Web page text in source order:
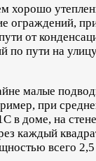
хорошо
ограждений,
от
по пути на
малые
при
в доме, на
каждый
всего